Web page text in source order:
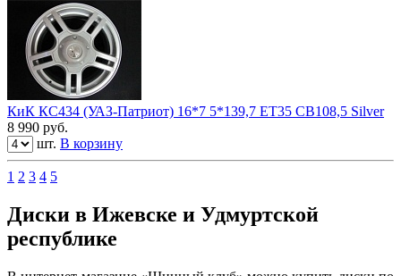
КиК КС434 (УАЗ-Патриот) 16*7 5*139,7 ЕТ35 СВ108,5 Silver
8 990 руб.
шт. В корзину
1 2 3 4 5
Диски в Ижевске и Удмуртской
республике